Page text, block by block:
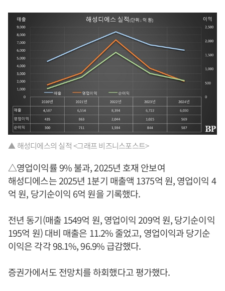
▲ 해성디에스의 실적 <그래프 비즈니스포스트>
△영업이익률 9% 불과, 2025년 호재 안보여
해성디에스는 2025년 1분기 매출액 1375억 원, 영업이익 4
억 원, 당기순이익 6억 원을 기록했다.
전년 동기(매출 1549억 원, 영업이익 209억 원, 당기순이익
195억 원) 대비 매출은 11.2% 줄었고, 영업이익과 당기순
이익은 각각 98.1%, 96.9% 급감했다.
증권가에서도 전망치를 하회했다고 평가했다.